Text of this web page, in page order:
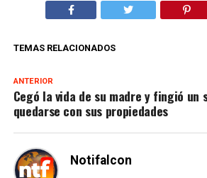
TEMAS RELACIONADOS
ANTERIOR
Cegó la vida de su madre y fingió un
quedarse con sus propiedades
Notifalcon